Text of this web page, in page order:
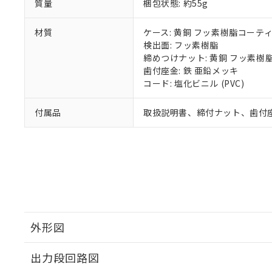
質量 梱包状態: 約55g
材質
ケース: 黄銅 フッ素樹脂コーテ
検出面: フッ素樹脂
締めつけナット: 黄銅 フッ素樹
歯付座金: 鉄 亜鉛メッキ
コード: 塩化ビニル (PVC)
付属品 取扱説明書、締付ナット、歯付
外形図
出力段回路図